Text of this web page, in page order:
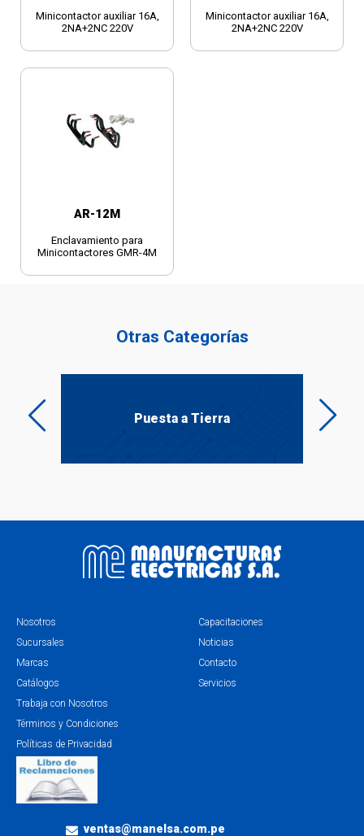
Minicontactor auxiliar 16A,
2NA+2NC 220V
Minicontactor auxiliar 16A,
2NA+2NC 220V
AR-12M
Enclavamiento para
Minicontactores GMR-4M
Otras Categorías
Puesta a Tierra
Nosotros
Sucursales
Marcas
Catálogos
Capacitaciones
Noticias
Contacto
Servicios
Trabaja con Nosotros
Términos y Condiciones
Políticas de Privacidad
ventas@manelsa.com.pe